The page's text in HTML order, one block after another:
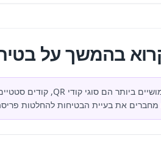
הנושאים הבאים השימושיים ביותר הם סוגי קודי QR, קודים סטטיים מול דינמיים, ניתוח סריקות, קודי QR למסעדות, מיקום